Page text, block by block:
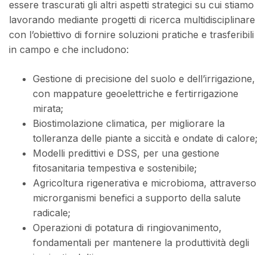
essere trascurati gli altri aspetti strategici su cui stiamo
lavorando mediante progetti di ricerca multidisciplinare
con l’obiettivo di fornire soluzioni pratiche e trasferibili
in campo e che includono:
Gestione di precisione del suolo e dell’irrigazione,
con mappature geoelettriche e fertirrigazione
mirata;
Biostimolazione climatica, per migliorare la
tolleranza delle piante a siccità e ondate di calore;
Modelli predittivi e DSS, per una gestione
fitosanitaria tempestiva e sostenibile;
Agricoltura rigenerativa e microbioma, attraverso
microrganismi benefici a supporto della salute
radicale;
Operazioni di potatura di ringiovanimento,
fondamentali per mantenere la produttività degli